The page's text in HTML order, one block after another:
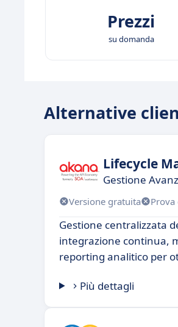
Prezzi
su domanda
Alternative
Lifecycle
Gestione
Versione gratuita
Gestione centralizzata
integrazione continua,
reporting analitico per
Più dettagli